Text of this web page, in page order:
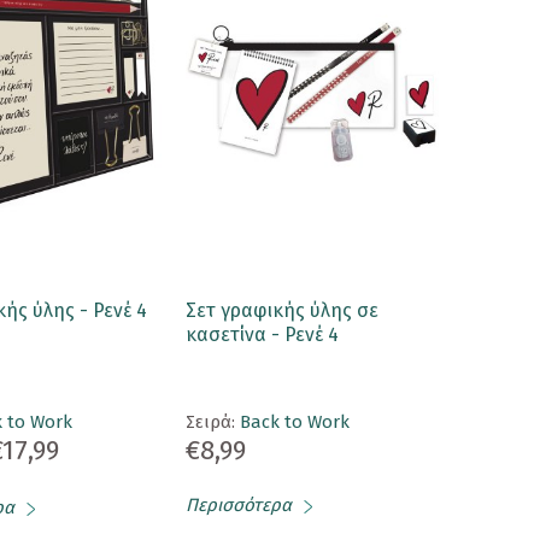
ύλης - Ρενέ 4
to Work
Σετ γραφικής ύλης σε
κασετίνα - Ρενέ 4
Σειρά: Back to Work
€8,99
Περισσότερα